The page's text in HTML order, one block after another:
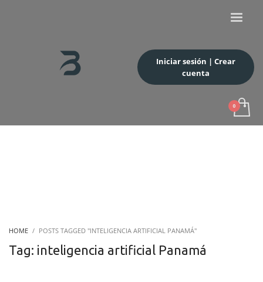
Iniciar sesión | Crear
cuenta
HOME POSTS TAGGED "INTELIGENCIA ARTIFICIAL PANAMÁ"
Tag: inteligencia artificial Panamá